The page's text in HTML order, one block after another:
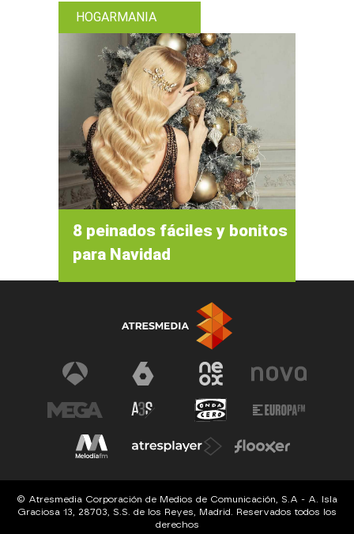
HOGARMANIA
8 peinados fáciles y bonitos
para Navidad
© Atresmedia Corporación de Medios de Comunicación, S.A - A. Isla
Graciosa 13, 28703, S.S. de los Reyes, Madrid. Reservados todos los
derechos